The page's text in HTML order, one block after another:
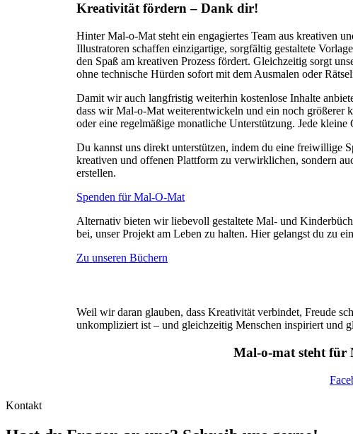
Kreativität fördern – Dank dir!
Hinter Mal-o-Mat steht ein engagiertes Team aus kreativen
Illustratoren schaffen einzigartige, sorgfältig gestaltete
den Spaß am kreativen Prozess fördert. Gleichzeitig sorgt
ohne technische Hürden sofort mit dem Ausmalen oder
Damit wir auch langfristig weiterhin kostenlose Inhalte
dass wir Mal-o-Mat weiterentwickeln und ein noch größerer
oder eine regelmäßige monatliche Unterstützung. Jede
Du kannst uns direkt unterstützen, indem du eine freiwillige
kreativen und offenen Plattform zu verwirklichen, sondern
erstellen.
Spenden für Mal-O-Mat
Alternativ bieten wir liebevoll gestaltete Mal- und
bei, unser Projekt am Leben zu halten. Hier gelangst du zu
Zu unseren Büchern
Weil wir daran glauben, dass Kreativität verbindet, Freude
unkompliziert ist – und gleichzeitig Menschen inspiriert und
Mal-o-mat steht für
Kontakt